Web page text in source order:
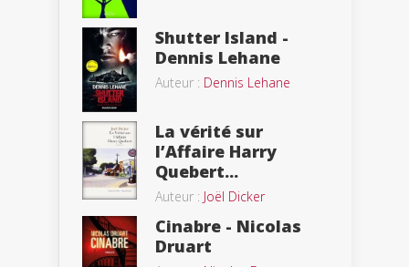
Shutter Island -
Dennis Lehane
Auteur : Dennis Lehane
La vérité sur
l’Affaire Harry
Quebert...
Auteur : Joël Dicker
Cinabre - Nicolas
Druart